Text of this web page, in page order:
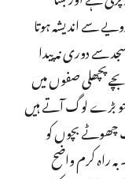
سے اندیشہ ہوتا
سے دوری نہ پیدا
پچھلی صفوں میں
بڑے لوگ آتے ہیں
چھوٹے بچوں کو
راہ کرم واضح